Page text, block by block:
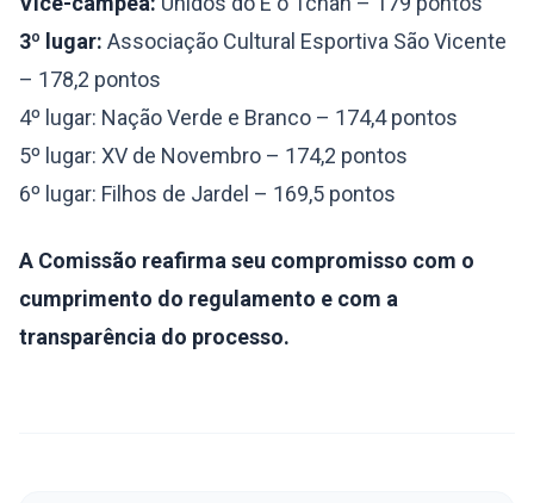
3º lugar: Associação Cultural Esportiva São Vicente
– 178,2 pontos
4º lugar: Nação Verde e Branco – 174,4 pontos
5º lugar: XV de Novembro – 174,2 pontos
6º lugar: Filhos de Jardel – 169,5 pontos
A Comissão reafirma seu compromisso com o
cumprimento do regulamento e com a
transparência do processo.